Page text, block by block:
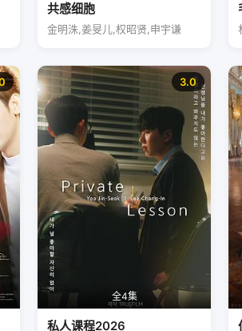
共感细胞
金明洙,姜旻儿,权昭贤,申宇谦
3.0
全4集
私人课程2026